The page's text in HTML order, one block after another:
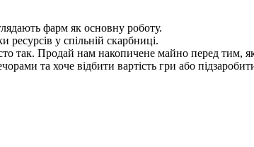
фарм як основну роботу.
у спільній скарбниці.
так. Продай нам накопичене майно перед тим,
та хоче відбити вартість гри або